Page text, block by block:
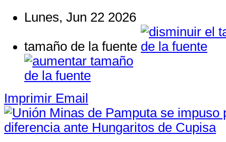
Lunes, Jun 22 2026
tamaño de la fuente
Imprimir Email